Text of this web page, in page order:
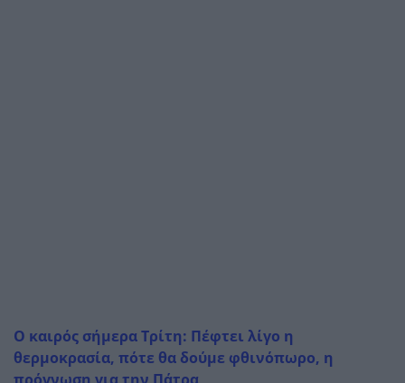
Ο καιρός σήμερα Τρίτη: Πέφτει λίγο η
θερμοκρασία, πότε θα δούμε φθινόπωρο, η